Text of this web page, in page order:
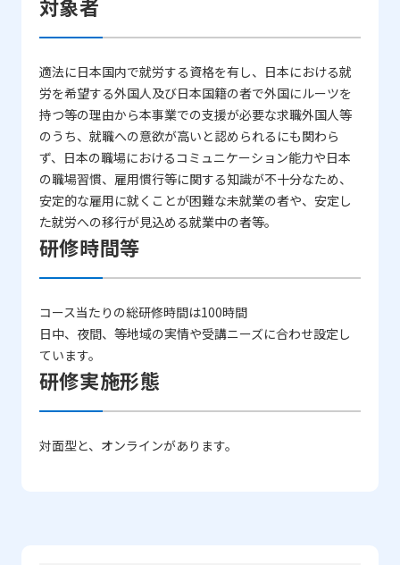
対象者
適法に日本国内で就労する資格を有し、日本における就
労を希望する外国人及び日本国籍の者で外国にルーツを
持つ等の理由から本事業での支援が必要な求職外国人等
のうち、就職への意欲が高いと認められるにも関わら
ず、日本の職場におけるコミュニケーション能力や日本
の職場習慣、雇用慣行等に関する知識が不十分なため、
安定的な雇用に就くことが困難な未就業の者や、安定し
た就労への移行が見込める就業中の者等。
研修時間等
コース当たりの総研修時間は100時間
日中、夜間、等地域の実情や受講ニーズに合わせ設定し
ています。
研修実施形態
対面型と、オンラインがあります。